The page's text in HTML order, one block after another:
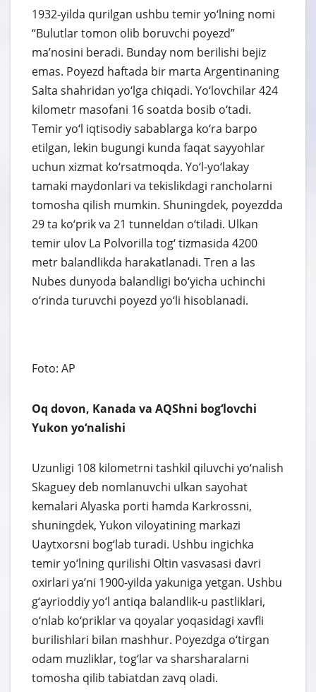
1932-yilda qurilgan ushbu temir yo‘lning nomi
“Bulutlar tomon olib boruvchi poyezd”
ma’nosini beradi. Bunday nom berilishi bejiz
emas. Poyezd haftada bir marta Argentinaning
Salta shahridan yo‘lga chiqadi. Yo‘lovchilar 424
kilometr masofani 16 soatda bosib o‘tadi.
Temir yo‘l iqtisodiy sabablarga ko‘ra barpo
etilgan, lekin bugungi kunda faqat sayyohlar
uchun xizmat ko‘rsatmoqda. Yo‘l-yo‘lakay
tamaki maydonlari va tekislikdagi rancholarni
tomosha qilish mumkin. Shuningdek, poyezdda
29 ta ko‘prik va 21 tunneldan o‘tiladi. Ulkan
temir ulov La Polvorilla tog‘ tizmasida 4200
metr balandlikda harakatlanadi. Tren a las
Nubes dunyoda balandligi bo‘yicha uchinchi
o‘rinda turuvchi poyezd yo‘li hisoblanadi.
Foto: AP
Oq dovon, Kanada va AQShni bog‘lovchi
Yukon yo‘nalishi
Uzunligi 108 kilometrni tashkil qiluvchi yo‘nalish
Skaguey deb nomlanuvchi ulkan sayohat
kemalari Alyaska porti hamda Karkrossni,
shuningdek, Yukon viloyatining markazi
Uaytxorsni bog‘lab turadi. Ushbu ingichka
temir yo‘lning qurilishi Oltin vasvasasi davri
oxirlari ya’ni 1900-yilda yakuniga yetgan. Ushbu
g‘ayrioddiy yo‘l antiqa balandlik-u pastliklari,
o‘nlab ko‘priklar va qoyalar yoqasidagi xavfli
burilishlari bilan mashhur. Poyezdga o‘tirgan
odam muzliklar, tog‘lar va sharsharalarni
tomosha qilib tabiatdan zavq oladi.